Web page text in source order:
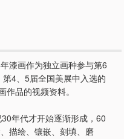
漆画作为独立画种参与第6
4、5届全国美展中入选的
品的视频资料。
年代才开始逐渐形成，60
描绘、镶嵌、刻填、磨